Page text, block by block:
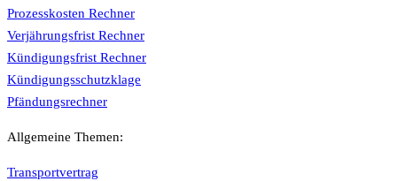
Prozesskosten Rechner
Verjährungsfrist Rechner
Kündigungsfrist Rechner
Kündigungsschutzklage
Pfändungsrechner
Allgemeine Themen:
Transportvertrag